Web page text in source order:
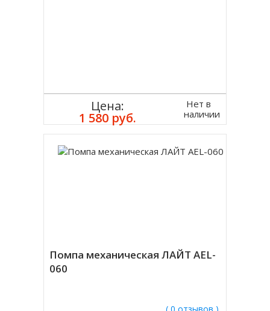
Цена:
1 580 руб.
Нет в
наличии
Помпа механическая ЛАЙТ AEL-
060